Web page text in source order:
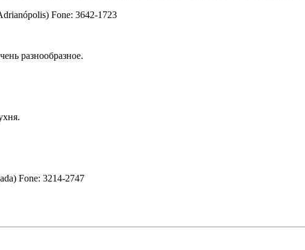
Fone: 3642-1723
разнообразное.
Fone: 3214-2747